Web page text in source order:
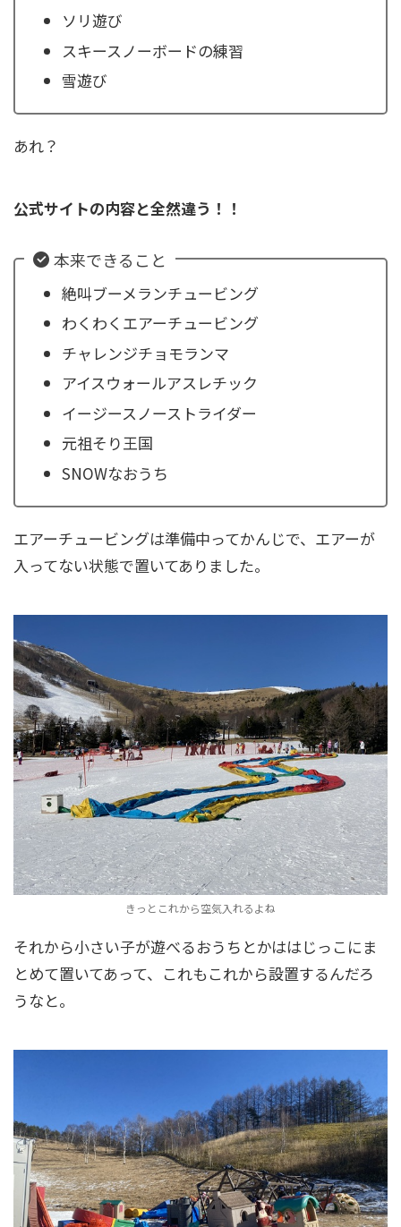
ソリ遊び
スキースノーボードの練習
雪遊び
あれ？
公式サイトの内容と全然違う！！
本来できること
絶叫ブーメランチュービング
わくわくエアーチュービング
チャレンジチョモランマ
アイスウォールアスレチック
イージースノーストライダー
元祖そり王国
SNOWなおうち
エアーチュービングは準備中ってかんじで、エアーが
入ってない状態で置いてありました。
きっとこれから空気入れるよね
それから小さい子が遊べるおうちとかははじっこにま
とめて置いてあって、これもこれから設置するんだろ
うなと。